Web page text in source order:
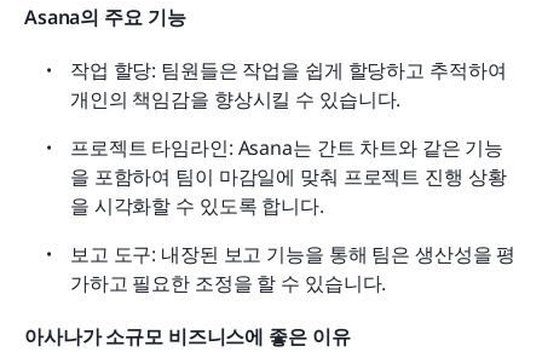
Asana의 주요 기능
작업 할당: 팀원들은 작업을 쉽게 할당하고 추적하여
개인의 책임감을 향상시킬 수 있습니다.
프로젝트 타임라인: Asana는 간트 차트와 같은 기능
을 포함하여 팀이 마감일에 맞춰 프로젝트 진행 상황
을 시각화할 수 있도록 합니다.
보고 도구: 내장된 보고 기능을 통해 팀은 생산성을 평
가하고 필요한 조정을 할 수 있습니다.
아사나가 소규모 비즈니스에 좋은 이유